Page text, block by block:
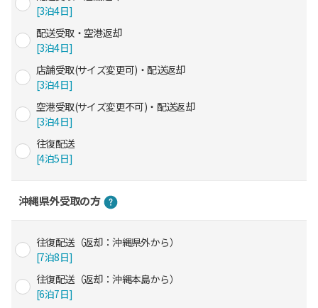
[3泊4日]
配送受取・空港返却
[3泊4日]
店舗受取(サイズ変更可)・配送返却
[3泊4日]
空港受取(サイズ変更不可)・配送返却
[3泊4日]
往復配送
[4泊5日]
沖縄県外受取の方
往復配送（返却：沖縄県外から）
[7泊8日]
往復配送（返却：沖縄本島から）
[6泊7日]